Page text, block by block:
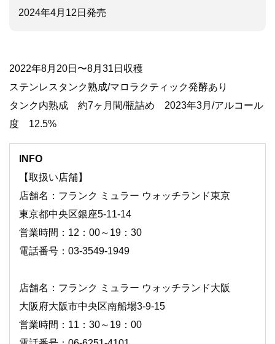
2024年4月12日発売
2022年8月20日〜8月31日収穫
ステンレスタンク熟成/マロラクティック発酵あり
タンク内熟成 約7ヶ月間/瓶詰め 2023年3月/アルコール
度 12.5%
INFO
【取扱い店舗】
店舗名：フランク ミュラー ウォッチランド東京
東京都中央区銀座5-11-14
営業時間：12：00～19：30
電話番号：03-3549-1949
店舗名：フランク ミュラー ウォッチランド大阪
大阪府大阪市中央区南船場3-9-15
営業時間：11：30～19：00